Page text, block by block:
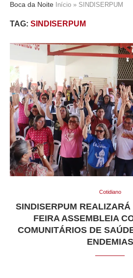
Boca da Noite Início » SINDISERPUM
TAG: SINDISERPUM
Cotidiano
SINDISERPUM REALIZARÁ
FEIRA ASSEMBLEIA
COMUNITÁRIOS DE
ENDEMIAS